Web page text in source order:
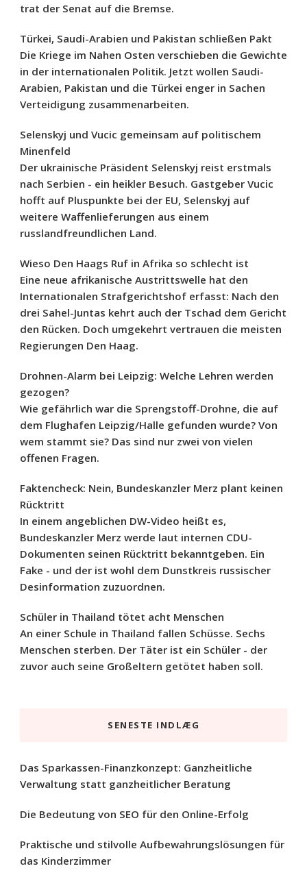
trat der Senat auf die Bremse.
Türkei, Saudi-Arabien und Pakistan schließen Pakt
Die Kriege im Nahen Osten verschieben die Gewichte
in der internationalen Politik. Jetzt wollen Saudi-
Arabien, Pakistan und die Türkei enger in Sachen
Verteidigung zusammenarbeiten.
Selenskyj und Vucic gemeinsam auf politischem
Minenfeld
Der ukrainische Präsident Selenskyj reist erstmals
nach Serbien - ein heikler Besuch. Gastgeber Vucic
hofft auf Pluspunkte bei der EU, Selenskyj auf
weitere Waffenlieferungen aus einem
russlandfreundlichen Land.
Wieso Den Haags Ruf in Afrika so schlecht ist
Eine neue afrikanische Austrittswelle hat den
Internationalen Strafgerichtshof erfasst: Nach den
drei Sahel-Juntas kehrt auch der Tschad dem Gericht
den Rücken. Doch umgekehrt vertrauen die meisten
Regierungen Den Haag.
Drohnen-Alarm bei Leipzig: Welche Lehren werden
gezogen?
Wie gefährlich war die Sprengstoff-Drohne, die auf
dem Flughafen Leipzig/Halle gefunden wurde? Von
wem stammt sie? Das sind nur zwei von vielen
offenen Fragen.
Faktencheck: Nein, Bundeskanzler Merz plant keinen
Rücktritt
In einem angeblichen DW-Video heißt es,
Bundeskanzler Merz werde laut internen CDU-
Dokumenten seinen Rücktritt bekanntgeben. Ein
Fake - und der ist wohl dem Dunstkreis russischer
Desinformation zuzuordnen.
Schüler in Thailand tötet acht Menschen
An einer Schule in Thailand fallen Schüsse. Sechs
Menschen sterben. Der Täter ist ein Schüler - der
zuvor auch seine Großeltern getötet haben soll.
SENESTE INDLÆG
Das Sparkassen-Finanzkonzept: Ganzheitliche
Verwaltung statt ganzheitlicher Beratung
Die Bedeutung von SEO für den Online-Erfolg
Praktische und stilvolle Aufbewahrungslösungen für
das Kinderzimmer